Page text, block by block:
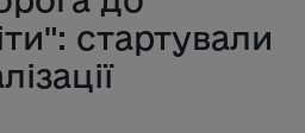
стартували